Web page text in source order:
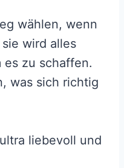
wählen, wenn
wird alles
es zu schaffen.
was sich richtig
liebevoll und